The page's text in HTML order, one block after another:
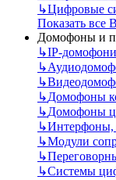
↳Цифровые
Показать все
Домофоны и
↳IP-
↳
↳
↳Домофоны
↳Домофоны
↳Интерфоны,
↳Модули
↳
↳Системы